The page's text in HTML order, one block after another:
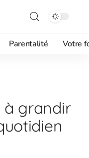
Parentalité Votre
à grandir